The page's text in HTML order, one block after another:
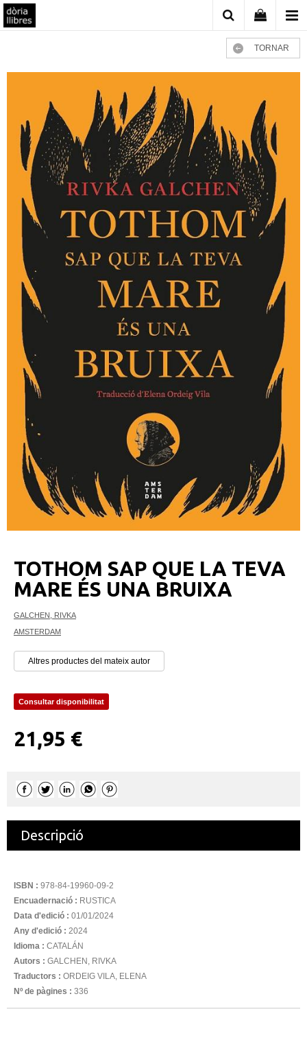
TORNAR
TOTHOM SAP QUE LA TEVA
MARE ÉS UNA BRUIXA
GALCHEN, RIVKA
AMSTERDAM
Altres productes del mateix autor
Consultar disponibilitat
21,95 €
Descripció
ISBN : 978-84-19960-09-2
Encuadernació : RUSTICA
Data d'edició : 01/01/2024
Any d'edició : 2024
Idioma : CATALÁN
Autors : GALCHEN, RIVKA
Traductors : ORDEIG VILA, ELENA
Nº de pàgines : 336